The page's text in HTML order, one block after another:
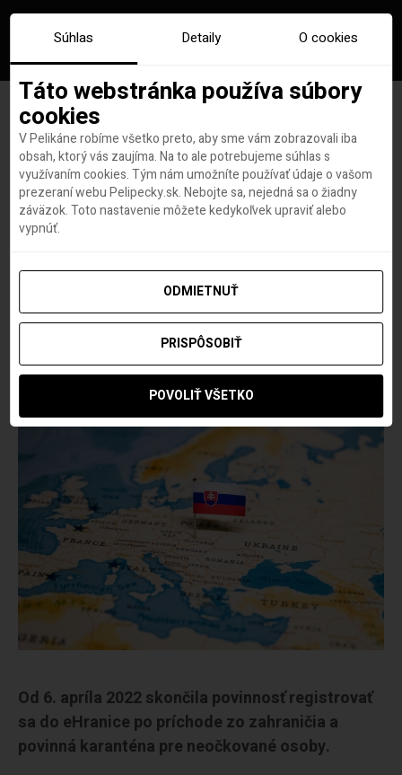
Od. 6 apríla končí karanténa
aj registrácia do eHranice pre
všetkých cestujúcich zo
Lovci leteniek a dovoleniek
6. APRÍLA 2022
Od 6. apríla 2022 skončila povinnosť registrovať
sa do eHranice po príchode zo zahraničia a
povinná karanténa pre neočkované osoby.
Súhlas Detaily O cookies
Táto webstránka používa súbory
cookies
V Pelikáne robíme všetko preto, aby sme vám zobrazovali iba
obsah, ktorý vás zaujíma. Na to ale potrebujeme súhlas s
využívaním cookies. Tým nám umožníte používať údaje o vašom
prezeraní webu Pelipecky.sk. Nebojte sa, nejedná sa o žiadny
záväzok. Toto nastavenie môžete kedykoľvek upraviť alebo
vypnúť.
ODMIETNUŤ
PRISPÔSOBIŤ
POVOLIŤ VŠETKO